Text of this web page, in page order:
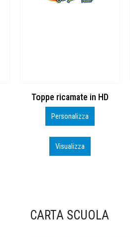
KIT CAMP 100 2026_perso
Personalizza
Visualizza
CARTA SCUOLA